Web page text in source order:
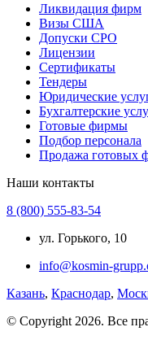
Ликвидация фирм
Визы США
Допуски СРО
Лицензии
Сертификаты
Тендеры
Юридические
Бухгалтерские
Готовые фирмы
Подбор персонала
Продажа готовых
Наши контакты
8 (800) 555-83-54
ул. Горького, 10
info@kosmin-
Казань, Краснодар,
© Copyright 2026. Все